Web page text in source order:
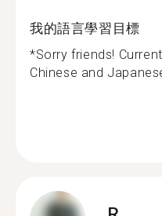
我的語言學習目標
*Sorry friends!
Chinese and